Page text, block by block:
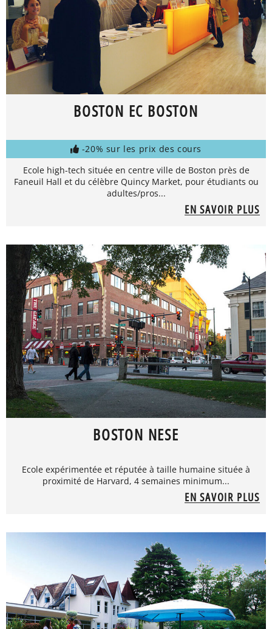
BOSTON EC BOSTON
-20% sur les prix des cours
Ecole high-tech située en centre ville de Boston près de
Faneuil Hall et du célèbre Quincy Market, pour étudiants ou
adultes/pros...
EN SAVOIR PLUS
BOSTON NESE
Ecole expérimentée et réputée à taille humaine située à
proximité de Harvard, 4 semaines minimum...
EN SAVOIR PLUS